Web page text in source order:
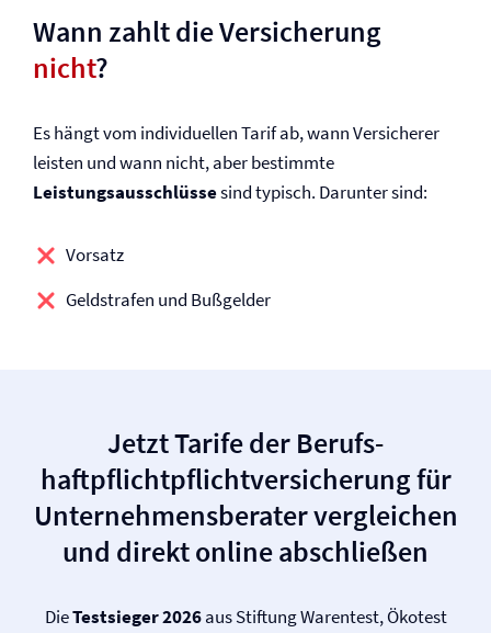
Wann zahlt die Versicherung
nicht?
Es hängt vom individuellen Tarif ab, wann Versicherer
leisten und wann nicht, aber bestimmte
Leistungsausschlüssesind typisch. Darunter sind:
Vorsatz
Geldstrafen und Bußgelder
Jetzt Tarife der Berufs­
haftpflichtpflicht­versicherung für
Unternehmensberater vergleichen
und direkt online abschließen
DieTestsieger 2026aus Stiftung Warentest, Ökotest